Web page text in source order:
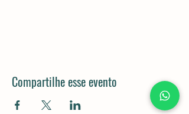
Compartilhe esse evento